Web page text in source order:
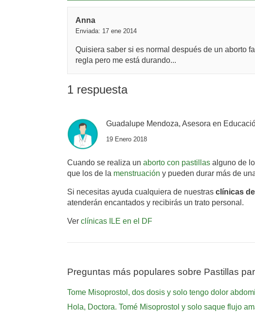
Anna
Enviada: 17 ene 2014
Quisiera saber si es normal después de un aborto
regla pero me está durando...
1 respuesta
Guadalupe Mendoza, Asesora en
19 Enero 2018
Cuando se realiza un aborto con pastillas alguno de
que los de la menstruación y pueden durar más de
Si necesitas ayuda cualquiera de nuestras clínicas
atenderán encantados y recibirás un trato personal.
Ver clínicas ILE en el DF
Preguntas más populares sobre Pastillas
Tome Misoprostol, dos dosis y solo tengo dolor
Hola, Doctora. Tomé Misoprostol y solo saque flujo